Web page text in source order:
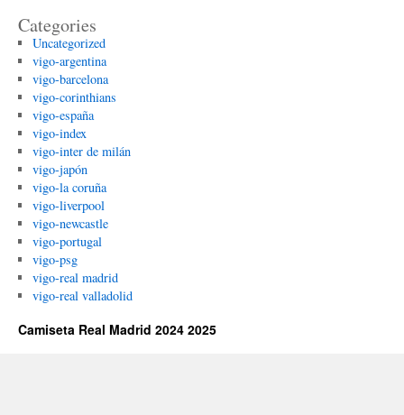
Categories
Uncategorized
vigo-argentina
vigo-barcelona
vigo-corinthians
vigo-españa
vigo-index
vigo-inter de milán
vigo-japón
vigo-la coruña
vigo-liverpool
vigo-newcastle
vigo-portugal
vigo-psg
vigo-real madrid
vigo-real valladolid
Camiseta Real Madrid 2024 2025